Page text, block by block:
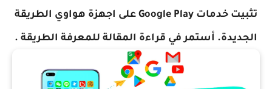
تثبيت خدمات Google Play على اجهزة هواوي الطريقة
الجديدة. أستمر في قراءة المقالة للمعرفة الطريقة .